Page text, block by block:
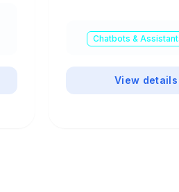
Free a $250/mes.
Chatbots &
View details